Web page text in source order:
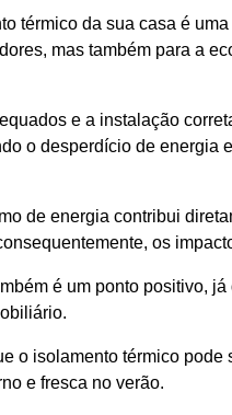
térmico da sua casa é
mas também para a
e a instalação
o desperdício de
de energia contribui
os
é um ponto positivo,
o isolamento térmico
e fresca no verão.